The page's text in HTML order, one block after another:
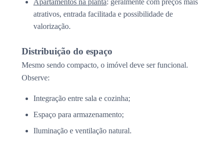
Apartamentos na planta: geralmente com preços mais
atrativos, entrada facilitada e possibilidade de
valorização.
Distribuição do espaço
Mesmo sendo compacto, o imóvel deve ser funcional.
Observe:
Integração entre sala e cozinha;
Espaço para armazenamento;
Iluminação e ventilação natural.